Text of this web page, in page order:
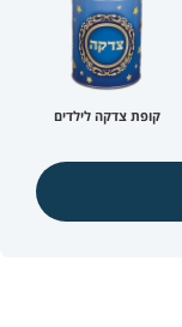
קופת צדקה לילדים